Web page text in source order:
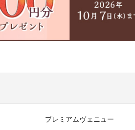
プレミアムヴェニュー